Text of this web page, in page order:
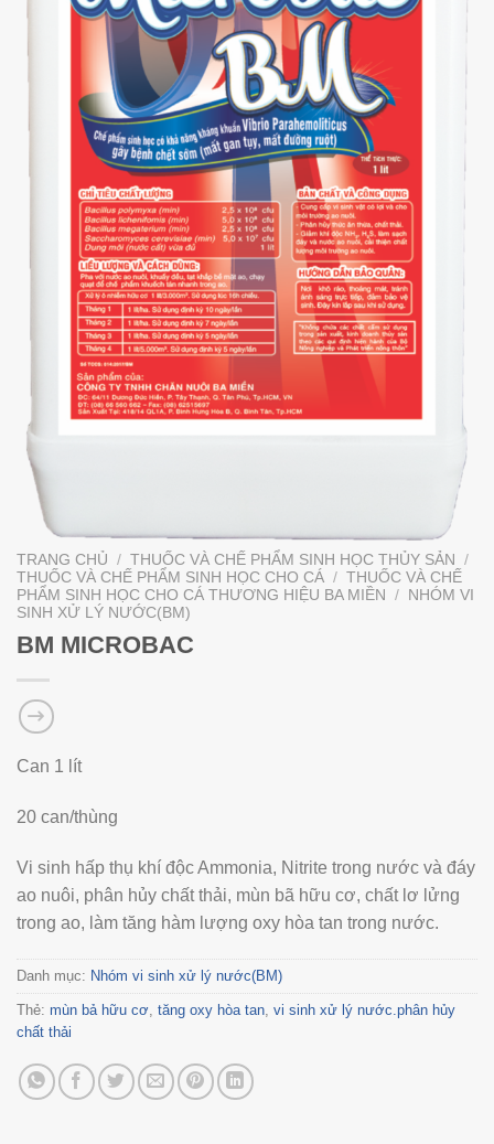
TRANG CHỦ / THUỐC VÀ CHẾ PHẨM SINH HỌC THỦY SẢN
/
THUỐC VÀ CHẾ PHẨM SINH HỌC CHO CÁ / THUỐC VÀ CHẾ
PHẨM SINH HỌC CHO CÁ THƯƠNG HIỆU BA MIỀN
/ NHÓM VI
SINH XỬ LÝ NƯỚC(BM)
BM MICROBAC
Can 1 lít
20 can/thùng
Vi sinh hấp thụ khí độc Ammonia, Nitrite trong nước và đáy
ao nuôi, phân hủy chất thải, mùn bã hữu cơ, chất lơ lửng
trong ao, làm tăng hàm lượng oxy hòa tan trong nước.
Danh mục: Nhóm vi sinh xử lý nước(BM)
Thẻ: mùn bả hữu cơ, tăng oxy hòa tan, vi sinh xử lý nước.phân hủy
chất thải